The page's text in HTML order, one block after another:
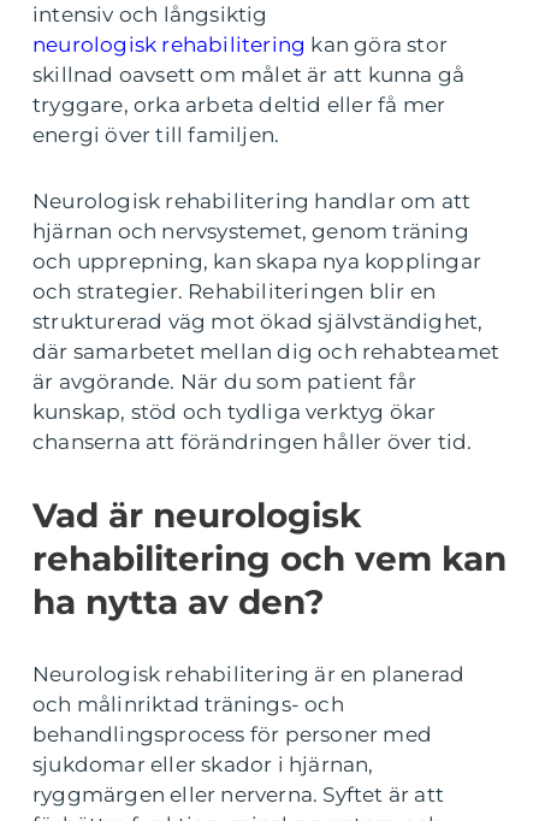
intensiv och långsiktig
neurologisk rehabilitering kan göra stor
skillnad oavsett om målet är att kunna gå
tryggare, orka arbeta deltid eller få mer
energi över till familjen.
Neurologisk rehabilitering handlar om att
hjärnan och nervsystemet, genom träning
och upprepning, kan skapa nya kopplingar
och strategier. Rehabiliteringen blir en
strukturerad väg mot ökad självständighet,
där samarbetet mellan dig och rehabteamet
är avgörande. När du som patient får
kunskap, stöd och tydliga verktyg ökar
chanserna att förändringen håller över tid.
Vad är neurologisk
rehabilitering och vem kan
ha nytta av den?
Neurologisk rehabilitering är en planerad
och målinriktad tränings- och
behandlingsprocess för personer med
sjukdomar eller skador i hjärnan,
ryggmärgen eller nerverna. Syftet är att